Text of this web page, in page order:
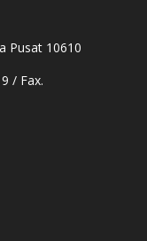
Pusat 10610
/ Fax.